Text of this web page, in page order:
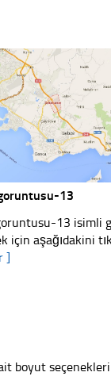
13
13 isimli
için aşağıdakini
]
boyut